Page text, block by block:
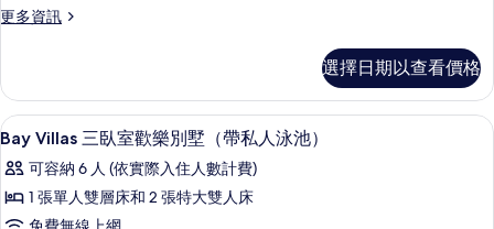
有
更多資訊
更
2
Bedrooms
的
情
選擇日期以查看價格
顯
示
Bay
Villas
客房內保險箱、遮光布/窗簾、熨斗/
18
Bay Villas 三臥室歡樂別墅（帶私人泳池）
可容納 6 人 (依實際入住人數計費)
1 張單人雙層床和 2 張特大雙人床